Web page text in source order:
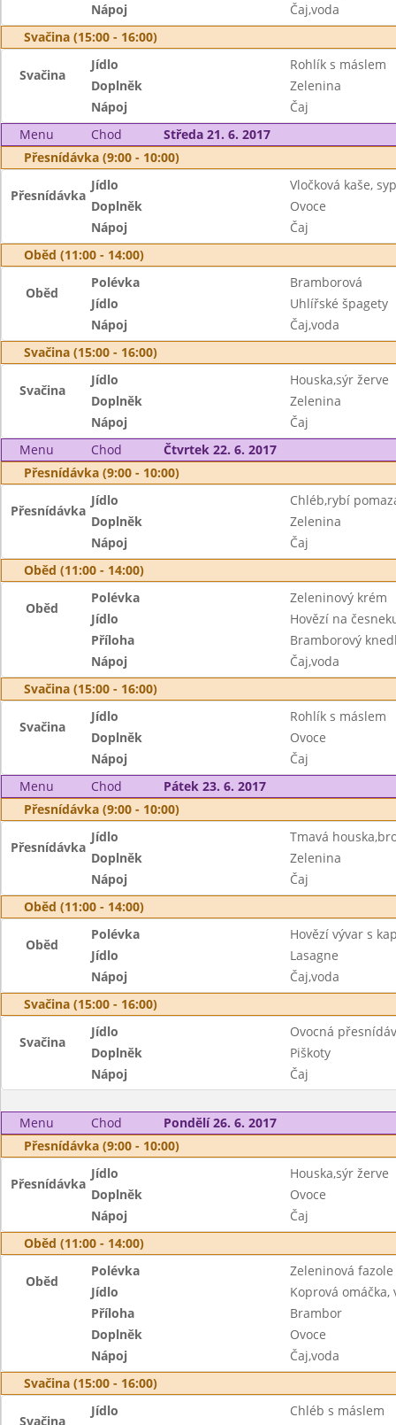
Nápoj
Čaj,voda
Svačina (15:00 - 16:00)
Svačina
Jídlo
Rohlík s máslem
Doplněk
Zelenina
Nápoj
Čaj
Menu
Chod
Středa 21. 6. 2017
Přesnídávka (9:00 - 10:00)
Přesnídávka
Jídlo
Vločková kaše,
Doplněk
Ovoce
Nápoj
Čaj
Oběd (11:00 - 14:00)
Oběd
Polévka
Bramborová
Jídlo
Uhlířské špagety
Nápoj
Čaj,voda
Svačina (15:00 - 16:00)
Svačina
Jídlo
Houska,sýr žerve
Doplněk
Zelenina
Nápoj
Čaj
Menu
Chod
Čtvrtek 22. 6. 2017
Přesnídávka (9:00 - 10:00)
Přesnídávka
Jídlo
Chléb,rybí
Doplněk
Zelenina
Nápoj
Čaj
Oběd (11:00 - 14:00)
Oběd
Polévka
Zeleninový krém
Jídlo
Hovězí na
Příloha
Bramborový
Nápoj
Čaj,voda
Svačina (15:00 - 16:00)
Svačina
Jídlo
Rohlík s máslem
Doplněk
Ovoce
Nápoj
Čaj
Menu
Chod
Pátek 23. 6. 2017
Přesnídávka (9:00 - 10:00)
Přesnídávka
Jídlo
Tmavá
Doplněk
Zelenina
Nápoj
Čaj
Oběd (11:00 - 14:00)
Oběd
Polévka
Hovězí vývar s
Jídlo
Lasagne
Nápoj
Čaj,voda
Svačina (15:00 - 16:00)
Svačina
Jídlo
Ovocná
Doplněk
Piškoty
Nápoj
Čaj
Menu Chod
Pondělí 26. 6. 2017
Přesnídávka (9:00 - 10:00)
Přesnídávka
Jídlo
Houska,sýr žerve
Doplněk
Ovoce
Nápoj
Čaj
Oběd (11:00 - 14:00)
Oběd
Polévka
Zeleninová
Jídlo
Koprová omáčka,
Příloha
Brambor
Doplněk
Ovoce
Nápoj
Čaj,voda
Svačina (15:00 - 16:00)
Svačina
Jídlo
Chléb s máslem